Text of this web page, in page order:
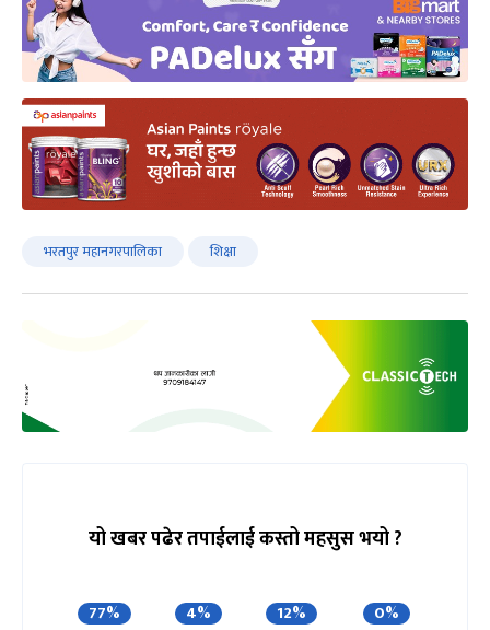
भरतपुर महानगरपालिका शिक्षा
यो खबर पढेर तपाईलाई कस्तो महसुस भयो ?
77% 4% 12% 0%